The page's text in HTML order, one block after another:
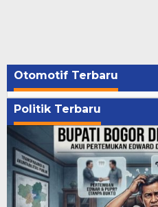
Otomotif Terbaru
Politik Terbaru